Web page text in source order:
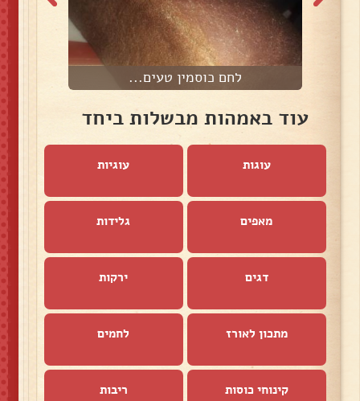
לחם כוסמין טעים...
עוד באמהות מבשלות ביחד
עוגות עוגיות
מאפים גלידות
דגים ירקות
מתכון לאורז לחמים
קינוחי כוסות ריבות